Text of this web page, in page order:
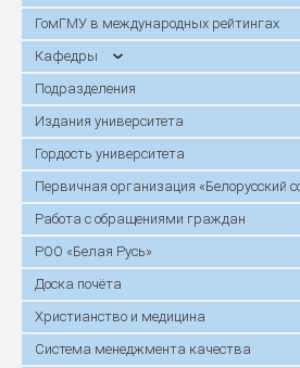
ГомГМУ в международных рейтингах
Кафедры
Подразделения
Издания университета
Гордость университета
Первичная организация «Белорусский
Работа с обращениями граждан
РОО «Белая Русь»
Доска почёта
Христианство и медицина
Система менеджмента качества